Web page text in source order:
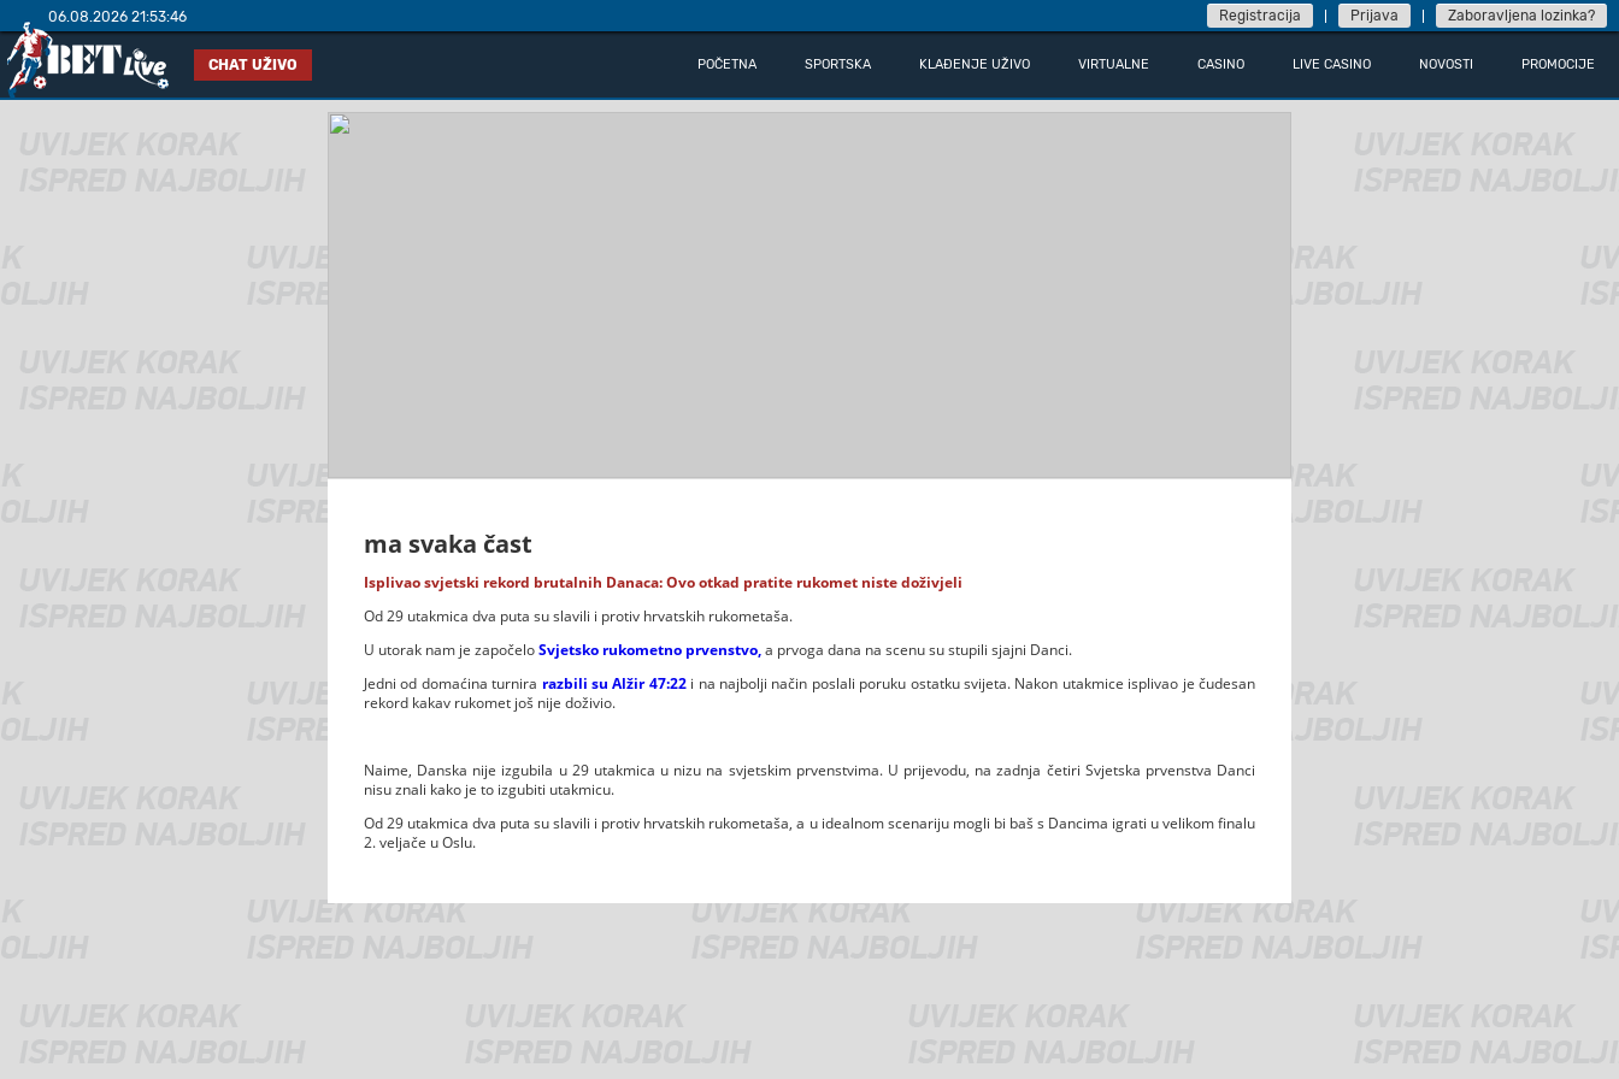
06.08.2026 21:53:46 Registracija Prijava Zaboravljena lozinka?
CHAT UŽIVO POČETNA SPORTSKA KLAĐENJE UŽIVO VIRTUALNE CASINO LIVE CASINO NOVOSTI PROMOCIJE
ma svaka čast
Isplivao svjetski rekord brutalnih Danaca: Ovo otkad pratite rukomet niste doživjeli
Od 29 utakmica dva puta su slavili i protiv hrvatskih rukometaša.
U utorak nam je započeloSvjetsko rukometno prvenstvo,a prvoga dana na scenu su stupili sjajni Danci.
Jedni od domaćina turnira razbili su Alžir 47:22 i na najbolji način poslali poruku ostatku svijeta. Nakon utakmice isplivao je čudesan
rekord kakav rukomet još nije doživio.
Naime, Danska nije izgubila u 29 utakmica u nizu na svjetskim prvenstvima. U prijevodu, na zadnja četiri Svjetska prvenstva Danci
nisu znali kako je to izgubiti utakmicu.
Od 29 utakmica dva puta su slavili i protiv hrvatskih rukometaša, a u idealnom scenariju mogli bi baš s Dancima igrati u velikom finalu
2. veljače u Oslu.